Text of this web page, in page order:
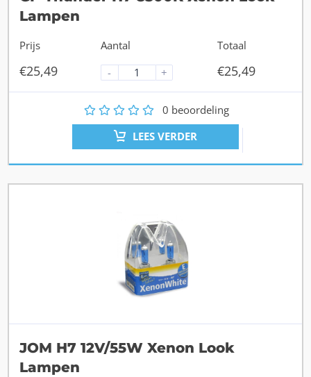
Lampen
Prijs
€25,49
Aantal
-
+
Totaal
€25,49
5
4
3
2 0 beoordeling
LEES VERDER
JOM H7 12V/55W Xenon Look
Lampen